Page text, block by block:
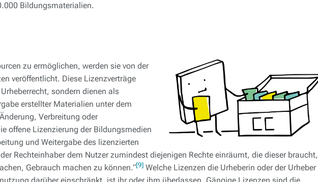
Bildungsmaterialien.
zu ermöglichen, werden sie von der
veröffentlicht. Diese Lizenzverträge
sondern dienen als
erstellter Materialien unter dem
Verbreitung oder
offene Lizenzierung der Bildungsmedien
und Weitergabe des lizenzierten
Rechteinhaber dem Nutzer zumindest diejenigen Rechte einräumt, die dieser braucht,
Gebrauch machen zu können.“[9] Welche Lizenzen die Urheberin oder der Urheber